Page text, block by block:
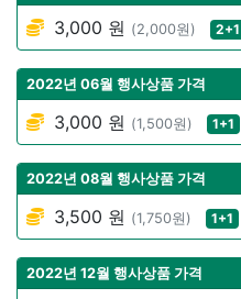
3,000 원 (2,000원) 2+1
2022년 06월 행사상품 가격
3,000 원 (1,500원) 1+1
2022년 08월 행사상품 가격
3,500 원 (1,750원) 1+1
2022년 12월 행사상품 가격